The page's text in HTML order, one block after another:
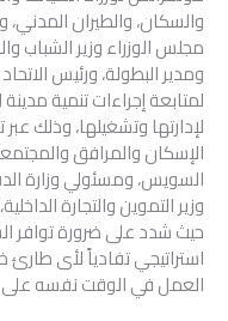
والسكان، والطيران
مجلس الوزراء وزير الشباب
ومدير البطولة، ورئيس
لمتابعة إجراءات تنمية
لإدارتها وتشغيلها، وذلك
الإسكان والمرافق
السويس، ومسئولي وزارة
وزير التموين والتجارة
حيث شدد على ضرورة توافر
استراتيجي تفادياً لأى
العمل في الوقت نفسه